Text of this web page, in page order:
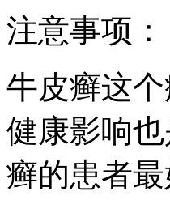
注意事项：
牛皮癣这
健康影响
癣的患者